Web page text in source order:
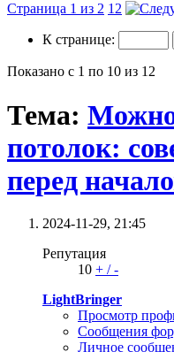
Страница 1 из 2 1 2
К странице:
Показано с 1 по 10 из 12
Тема:
потолок:
перед
2024-11-29, 21:45
Репутация
10 + /-
LightBringer
Просмотр
Сообщения
Личное